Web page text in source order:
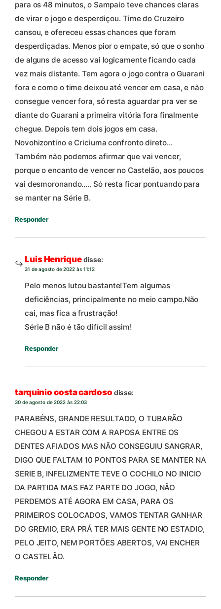
para os 48 minutos, o Sampaio teve chances claras
de virar o jogo e desperdiçou. Time do Cruzeiro
cansou, e ofereceu essas chances que foram
desperdiçadas. Menos pior o empate, só que o sonho
de alguns de acesso vai logicamente ficando cada
vez mais distante. Tem agora o jogo contra o Guarani
fora e como o time deixou até vencer em casa, e não
consegue vencer fora, só resta aguardar pra ver se
diante do Guarani a primeira vitória fora finalmente
chegue. Depois tem dois jogos em casa.
Novohizontino e Criciuma confronto direto…
Também não podemos afirmar que vai vencer,
porque o encanto de vencer no Castelão, aos poucos
vai desmoronando….. Só resta ficar pontuando para
se manter na Série B.
Responder
Luis Henriquedisse:
31 de agosto de 2022 às 11:12
Pelo menos lutou bastante!Tem algumas
deficiências, principalmente no meio campo.Não
cai, mas fica a frustração!
Série B não é tão difícil assim!
Responder
tarquinio costa cardoso disse:
30 de agosto de 2022 às 22:03
PARABÉNS, GRANDE RESULTADO, O TUBARÃO
CHEGOU A ESTAR COM A RAPOSA ENTRE OS
DENTES AFIADOS MAS NÃO CONSEGUIU SANGRAR,
DIGO QUE FALTAM 10 PONTOS PARA SE MANTER NA
SERIE B, INFELIZMENTE TEVE O COCHILO NO INICIO
DA PARTIDA MAS FAZ PARTE DO JOGO, NÃO
PERDEMOS ATÉ AGORA EM CASA, PARA OS
PRIMEIROS COLOCADOS, VAMOS TENTAR GANHAR
DO GREMIO, ERA PRÁ TER MAIS GENTE NO ESTADIO,
PELO JEITO, NEM PORTÕES ABERTOS, VAI ENCHER
O CASTELÃO.
Responder